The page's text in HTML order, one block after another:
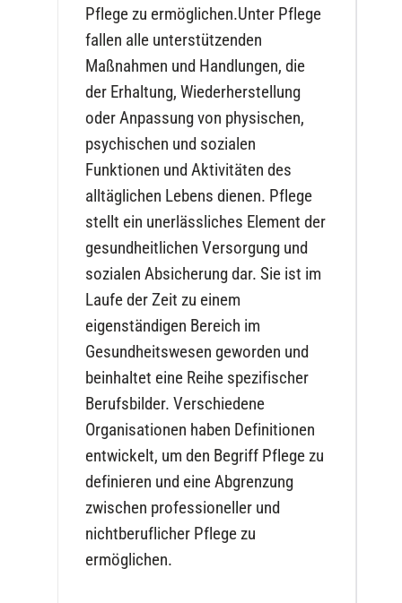
Pflege zu ermöglichen.Unter Pflege
fallen alle unterstützenden
Maßnahmen und Handlungen, die
der Erhaltung, Wiederherstellung
oder Anpassung von physischen,
psychischen und sozialen
Funktionen und Aktivitäten des
alltäglichen Lebens dienen. Pflege
stellt ein unerlässliches Element der
gesundheitlichen Versorgung und
sozialen Absicherung dar. Sie ist im
Laufe der Zeit zu einem
eigenständigen Bereich im
Gesundheitswesen geworden und
beinhaltet eine Reihe spezifischer
Berufsbilder. Verschiedene
Organisationen haben Definitionen
entwickelt, um den Begriff Pflege zu
definieren und eine Abgrenzung
zwischen professioneller und
nichtberuflicher Pflege zu
ermöglichen.